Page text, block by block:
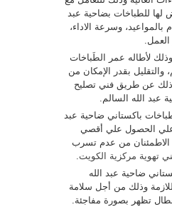
لها للطباخات بضاحية عبد
بالمواعيد، وسرعة الاداء،
وذلك لأطاله عمر الطَباخات
والتقليل بقدر الإمكان من
عن طريق فني تصليح
عبد الله السالم.
باكستاني ضاحية عبد
علي الحصول علي أقصي
الاطمئنان من عدم تسرب
تهوية مركزية الكويت.
ضاحية عبد الله
وذلك من أجل سلامة
تظهر بصورة مفاجئة.